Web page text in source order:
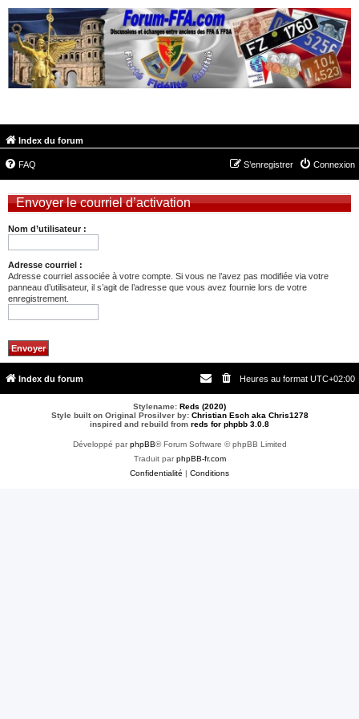
Index du forum
FAQ Connexion
S’enregistrer
Envoyer le courriel d’activation
Nom d’utilisateur :
Adresse courriel :
Adresse courriel associée à votre compte. Si vous ne l’avez pas modifiée via votre
panneau d’utilisateur, il s’agit de l’adresse que vous avez fournie lors de votre
enregistrement.
Index du forum Heures au format UTC+02:00
Stylename: Reds (2020)
Style built on Original Prosilver by: Christian Esch aka Chris1278
inspired and rebuild from reds for phpbb 3.0.8
Développé parphpBB® Forum Software © phpBB Limited
Traduit parphpBB-fr.com
Confidentialité | Conditions